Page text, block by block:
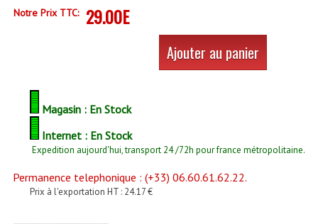
Enceintes Et Caissons Basses
Enceintes, Système Amplifiés
Enceintes Passives Sono
Notre Prix TTC: 29.00E
Ajouter au panier
Magasin : En Stock
Internet : En Stock
Expedition aujourd'hui, transport 24 /72h pour france métropolitaine.
Permanence telephonique : (+33) 06.60.61.62.22.
Prix à l'exportation HT : 24.17 €